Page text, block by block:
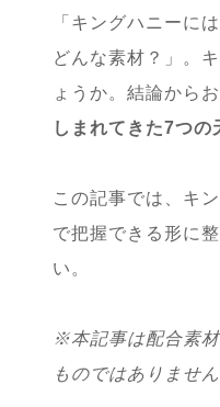
「キングハニーに
どんな素材？」。
ょうか。結論から
しまれてきた7つ
この記事では、キ
で把握できる形に
い。
※本記事は配合素
ものではありません